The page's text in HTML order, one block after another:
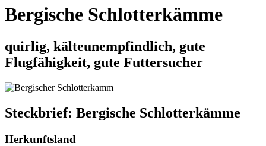
Bergische Schlotterkämme
quirlig, kälteunempfindlich, gute
Flugfähigkeit, gute Futtersucher
Steckbrief: Bergische Schlotterkämme
Herkunftsland